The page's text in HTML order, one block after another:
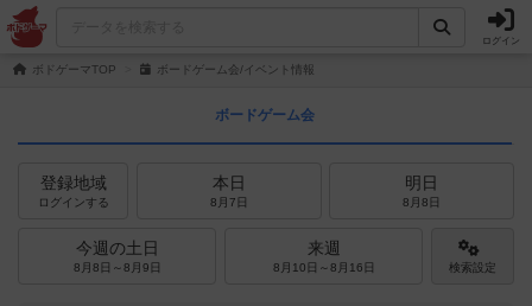
ログイン
ボドゲーマTOP ボードゲーム会/イベント情報
ボードゲーム会
登録地域
ログインする
本日
8月7日
明日
8月8日
今週の土日
8月8日～8月9日
来週
8月10日～8月16日 検索設定